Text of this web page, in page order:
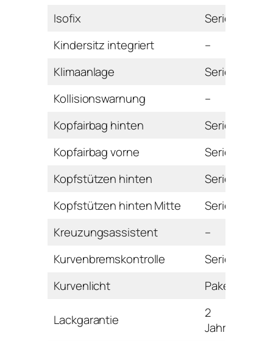
Isofix
Serie
Kindersitz integriert
–
Klimaanlage
Serie
Kollisionswarnung
–
Kopfairbag hinten
Serie
Kopfairbag vorne
Serie
Kopfstützen hinten
Serie
Kopfstützen hinten Mitte
Serie
Kreuzungsassistent
–
Kurvenbremskontrolle
Serie
Kurvenlicht
Paket
Lackgarantie
2
Jahre